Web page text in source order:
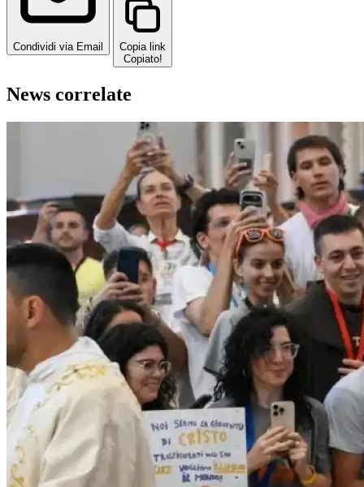
Condividi via Email
Copia link
Copiato!
News correlate